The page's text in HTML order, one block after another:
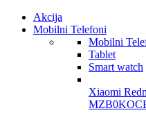
Akcija
Mobilni Telefoni
Mobilni
Tablet
Smart watch
Xiaomi